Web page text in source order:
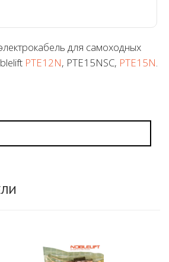
для самоходных
PTE12N, PTE15NSC, PTE15N.